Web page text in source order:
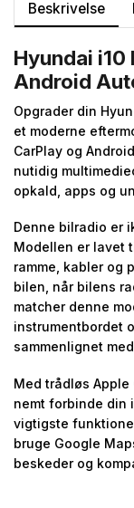
Beskrivelse
Hyundai i10
Android
Opgrader din
et moderne
CarPlay og
nutidig
opkald, apps og
Denne bilradio er
Modellen er lavet
ramme, kabler og
bilen, når bilens
matcher denne
instrumentbordet
sammenlignet
Med trådløs Apple
nemt forbinde din
vigtigste
bruge Google
beskeder og